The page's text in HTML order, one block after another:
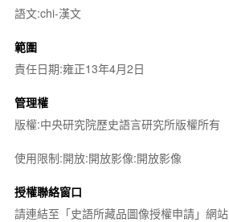
語文:chi-漢文
範圍
責任日期:雍正13年4月2日
管理權
版權:中央研究院歷史語言研究所版權所有
使用限制:開放:開放影像:開放影像
授權聯絡窗口
請連結至「史語所藏品圖像授權申請」網